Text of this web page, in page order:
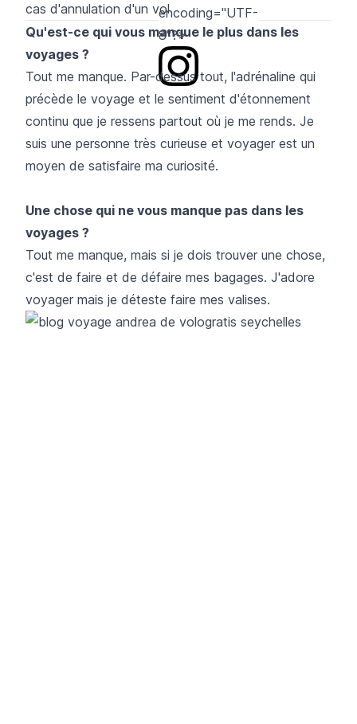
encoding="UTF-
8"?>
cas d'annulation d'un vol
Qu'est-ce qui vous manque le plus dans les
voyages ?
Tout me manque. Par-dessus tout, l'adrénaline qui
précède le voyage et le sentiment d'étonnement
continu que je ressens partout où je me rends. Je
suis une personne très curieuse et voyager est un
moyen de satisfaire ma curiosité.
Une chose qui ne vous manque pas dans les
voyages ?
Tout me manque, mais si je dois trouver une chose,
c'est de faire et de défaire mes bagages. J'adore
voyager mais je déteste faire mes valises.